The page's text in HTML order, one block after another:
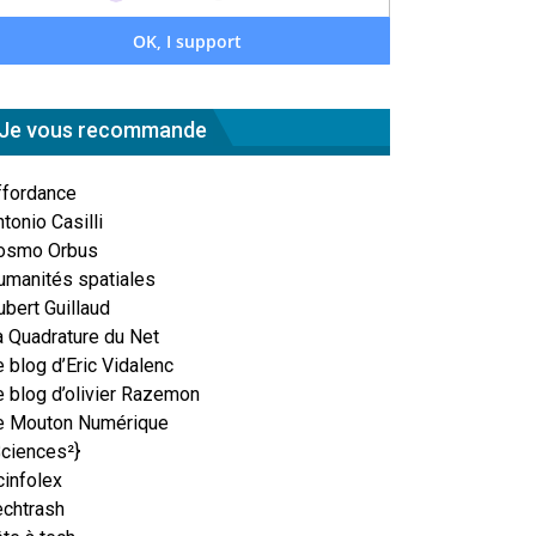
Je vous recommande
Casilli
Orbus
spatiales
Guillaud
Quadrature du Net
blog d’Eric Vidalenc
blog d’olivier Razemon
Mouton Numérique